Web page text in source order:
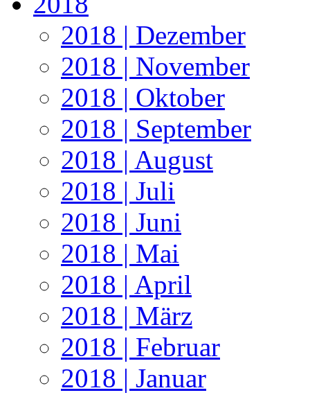
2018 | Dezember
2018 | November
2018 | Oktober
2018 | September
2018 | August
2018 | Juli
2018 | Juni
2018 | Mai
2018 | April
2018 | März
2018 | Februar
2018 | Januar